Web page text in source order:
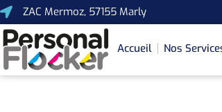
ZAC Mermoz, 57155 Marly
Accueil Nos